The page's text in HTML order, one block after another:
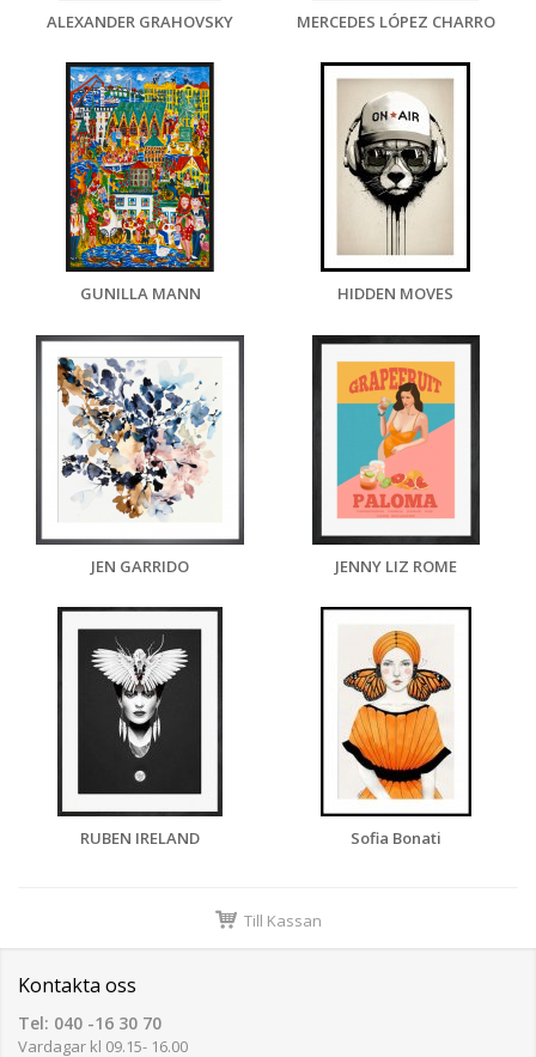
ALEXANDER GRAHOVSKY MERCEDES LÓPEZ CHARRO
GUNILLA MANN HIDDEN MOVES
JEN GARRIDO JENNY LIZ ROME
RUBEN IRELAND Sofia Bonati
Till Kassan
Kontakta oss
Tel: 040 -16 30 70
Vardagar kl 09.15- 16.00